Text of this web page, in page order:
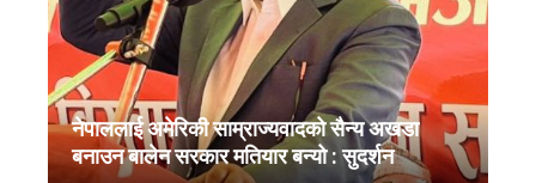
नेपाललाई अमेरिकी साम्राज्यवादको सैन्य अखडा
बनाउन बालेन सरकार मतियार बन्यो : सुदर्शन